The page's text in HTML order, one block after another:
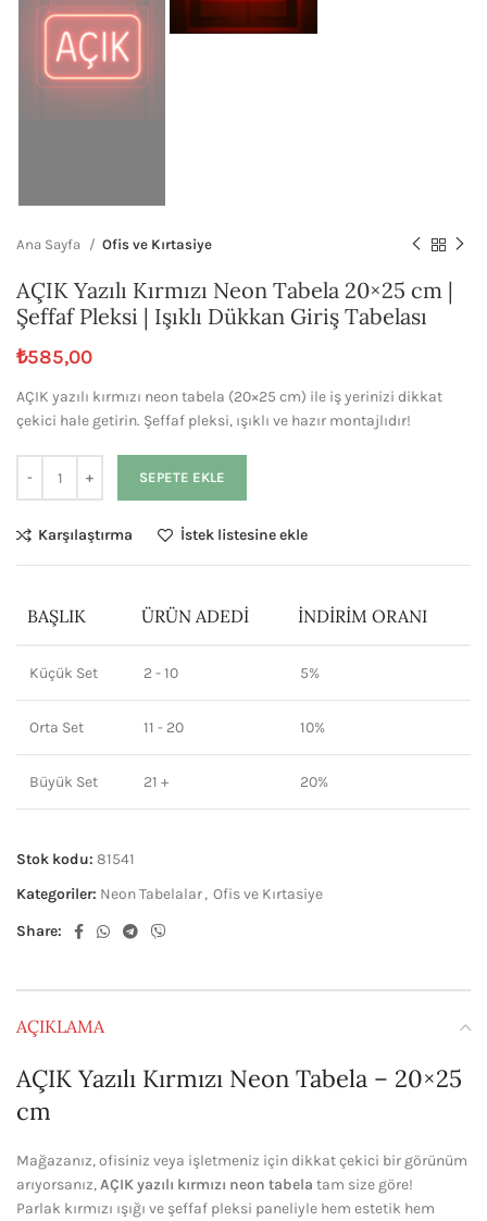
Ana Sayfa Ofis ve Kırtasiye
AÇIK Yazılı Kırmızı Neon Tabela 20×25 cm |
Şeffaf Pleksi | Işıklı Dükkan Giriş Tabelası
₺585,00
AÇIK yazılı kırmızı neon tabela (20×25 cm) ile iş yerinizi dikkat
çekici hale getirin. Şeffaf pleksi, ışıklı ve hazır montajlıdır!
SEPETE EKLE
Karşılaştırma İstek listesine ekle
BAŞLIK ÜRÜN ADEDI İNDIRIM ORANI
Küçük Set 2 - 10 5%
Orta Set 11 - 20 10%
Büyük Set 21 + 20%
Stok kodu: 81541
Kategoriler: Neon Tabelalar, Ofis ve Kırtasiye
Share:
AÇIKLAMA
AÇIK Yazılı Kırmızı Neon Tabela – 20×25
cm
Mağazanız, ofisiniz veya işletmeniz için dikkat çekici bir görünüm
arıyorsanız,AÇIK yazılı kırmızı neon tabela tam size göre!
Parlak kırmızı ışığı ve şeffaf pleksi paneliyle hem estetik hem